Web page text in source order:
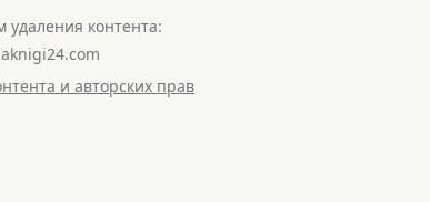
удаления контента:
и авторских прав